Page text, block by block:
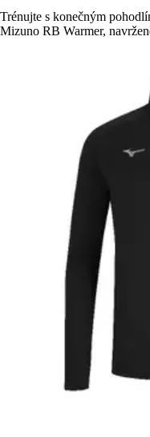
Trénujte s konečným
Mizuno RB Warmer,